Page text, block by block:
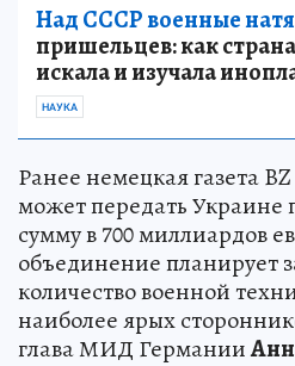
Над СССР военные
пришельцев: как
искала и изучала
НАУКА
Ранее немецкая газета BZ
может передать Украине
сумму в 700 миллиардов
объединение планирует
количество военной
наиболее ярых
глава МИД Германии